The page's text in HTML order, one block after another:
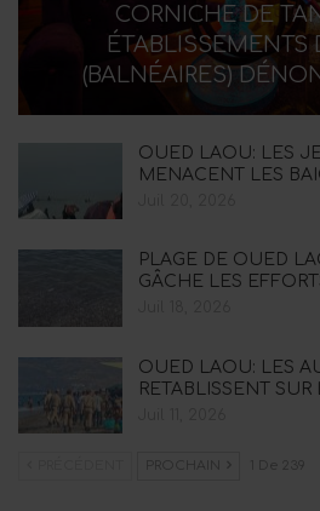
CORNICHE DE
ÉTABLISSEMENTS
(BALNÉAIRES)
OUED LAOU: LES
MENACENT LES
PLAGE DE OUED
GÂCHE LES
OUED LAOU: LES
RETABLISSENT
PROCHAIN 1 De 239